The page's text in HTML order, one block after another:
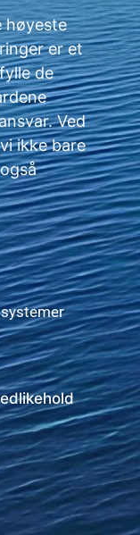
høyeste
er et
de
Ved
ikke bare